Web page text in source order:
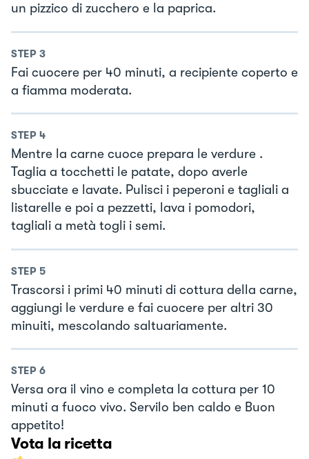
un pizzico di zucchero e la paprica.
STEP 3
Fai cuocere per 40 minuti, a recipiente coperto e
a fiamma moderata.
STEP 4
Mentre la carne cuoce prepara le verdure .
Taglia a tocchetti le patate, dopo averle
sbucciate e lavate. Pulisci i peperoni e tagliali a
listarelle e poi a pezzetti, lava i pomodori,
tagliali a metà togli i semi.
STEP 5
Trascorsi i primi 40 minuti di cottura della carne,
aggiungi le verdure e fai cuocere per altri 30
minuiti, mescolando saltuariamente.
STEP 6
Versa ora il vino e completa la cottura per 10
minuti a fuoco vivo. Servilo ben caldo e Buon
appetito!
Vota la ricetta